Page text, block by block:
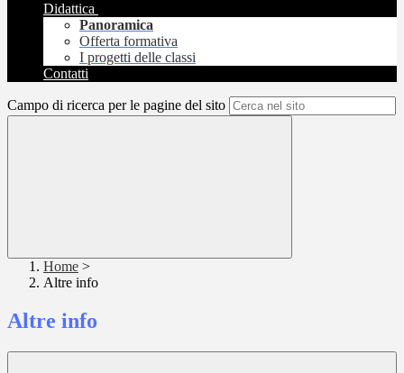
Didattica
Panoramica
Offerta formativa
I progetti delle classi
Contatti
Campo di ricerca per le pagine del sito
Home >
Altre info
Altre info